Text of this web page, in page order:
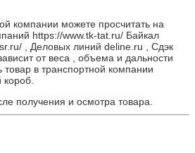
компании можете просчитать на
https://www.tk-tat.ru/ Байкал
, Деловых линий deline.ru , Сдэк
от веса , объема и дальности
товар в транспортной компании
короб.
получения и осмотра товара.